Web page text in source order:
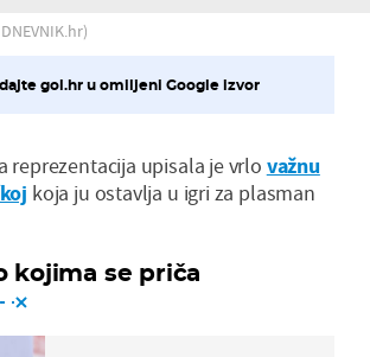
gol.hr u omiljeni Google izvor
reprezentacija upisala je vrlo važnu
koja ju ostavlja u igri za plasman
kojima se priča